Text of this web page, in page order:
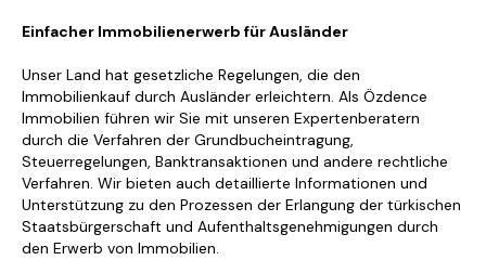
Einfacher Immobilienerwerb für Ausländer
Unser Land hat gesetzliche Regelungen, die den
Immobilienkauf durch Ausländer erleichtern. Als Özdence
Immobilien führen wir Sie mit unseren Expertenberatern
durch die Verfahren der Grundbucheintragung,
Steuerregelungen, Banktransaktionen und andere rechtliche
Verfahren. Wir bieten auch detaillierte Informationen und
Unterstützung zu den Prozessen der Erlangung der türkischen
Staatsbürgerschaft und Aufenthaltsgenehmigungen durch
den Erwerb von Immobilien.